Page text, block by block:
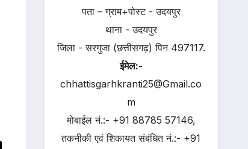
पता – ग्राम+पोस्ट - उदयपुर
थाना - उदयपुर
जिला - सरगुजा (छत्तीसगढ़) पिन 497117.
ईमेल:-
chhattisgarhkranti25@Gmail.co
m
मोबाईल नं.:- +91 88785 57146,
तकनीकी एवं शिकायत संबंधित नं.:- +91